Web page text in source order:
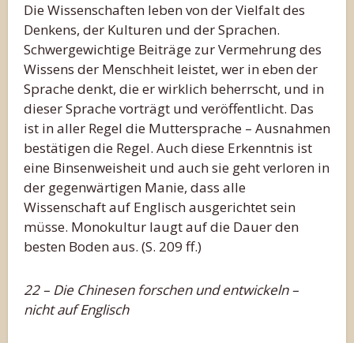
Die Wissenschaften leben von der Vielfalt des
Denkens, der Kulturen und der Sprachen.
Schwergewichtige Beiträge zur Vermehrung des
Wissens der Menschheit leistet, wer in eben der
Sprache denkt, die er wirklich beherrscht, und in
dieser Sprache vorträgt und veröffentlicht. Das
ist in aller Regel die Muttersprache – Ausnahmen
bestätigen die Regel. Auch diese Erkenntnis ist
eine Binsenweisheit und auch sie geht verloren in
der gegenwärtigen Manie, dass alle
Wissenschaft auf Englisch ausgerichtet sein
müsse. Monokultur laugt auf die Dauer den
besten Boden aus. (S. 209 ff.)
22 – Die Chinesen forschen und entwickeln –
nicht auf Englisch